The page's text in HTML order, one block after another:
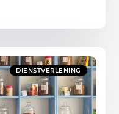
DIENSTVERLENING